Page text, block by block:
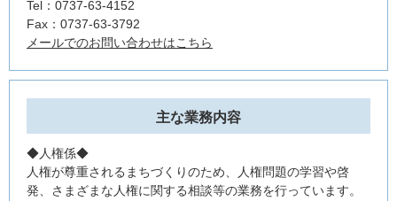
Tel：0737-63-4152
Fax：0737-63-3792
メールでのお問い合わせはこちら
主な業務内容
◆人権係◆
人権が尊重されるまちづくりのため、人権問題の学習や啓
発、さまざまな人権に関する相談等の業務を行っています。